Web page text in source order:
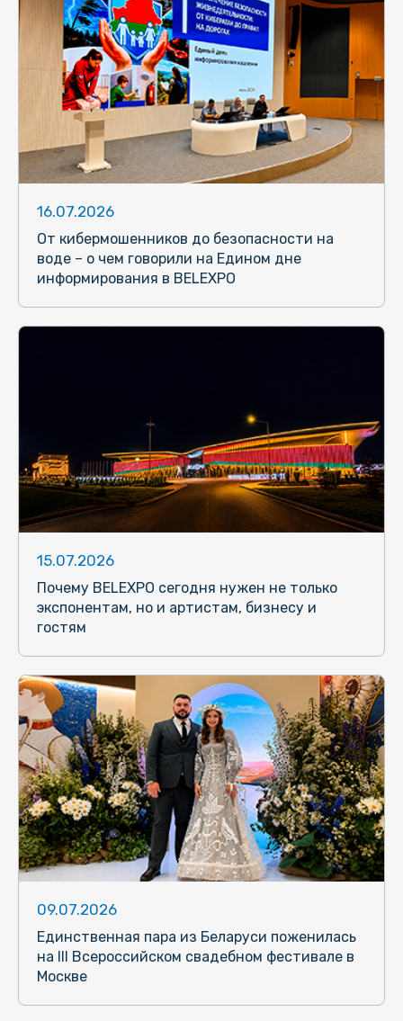
16.07.2026
От кибермошенников до безопасности на
воде – о чем говорили на Едином дне
информирования в BELEXPO
15.07.2026
Почему BELEXPO сегодня нужен не только
экспонентам, но и артистам, бизнесу и
гостям
09.07.2026
Единственная пара из Беларуси поженилась
на III Всероссийском свадебном фестивале в
Москве